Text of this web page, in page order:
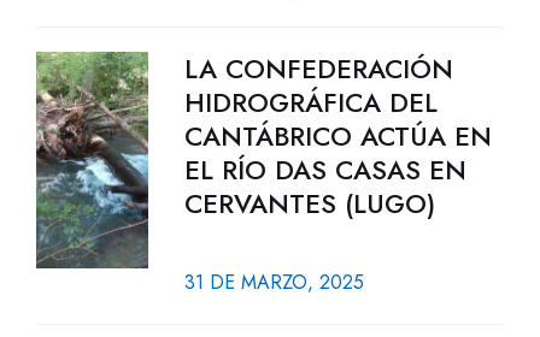
LA CONFEDERACIÓN
HIDROGRÁFICA DEL
CANTÁBRICO ACTÚA EN
EL RÍO DAS CASAS EN
CERVANTES (LUGO)
31 DE MARZO, 2025